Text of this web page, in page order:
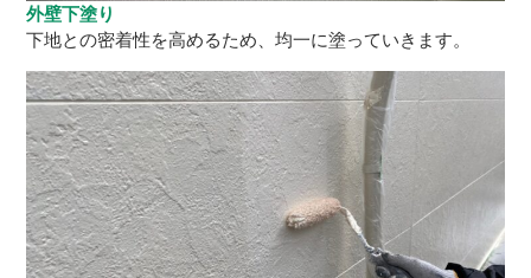
外壁下塗り
下地との密着性を高めるため、均一に塗っていきます。